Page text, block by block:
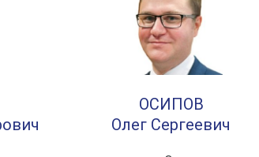
ОСИПОВ
Олег Сергеевич